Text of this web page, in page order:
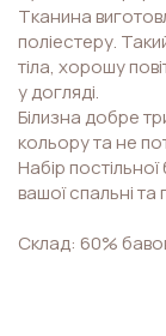
Тканина
поліестеру.
тіла, хорошу
у догляді.
Білизна добре
кольору та не
Набір
вашої спальні
Склад: 60%